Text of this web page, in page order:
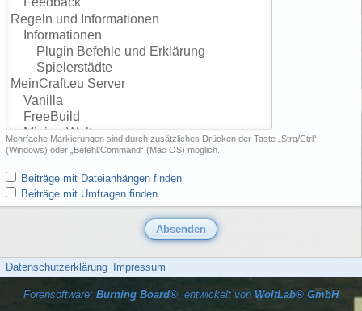
Mehrfache Markierungen sind durch zusätzliches Drücken der Taste „Strg/Ctrl“
(Windows) oder „Befehl/Command“ (Mac OS) möglich.
Beiträge mit Dateianhängen finden
Beiträge mit Umfragen finden
Datenschutzerklärung Impressum
Forensoftware: Burning Board®, entwickelt von WoltLab® GmbH